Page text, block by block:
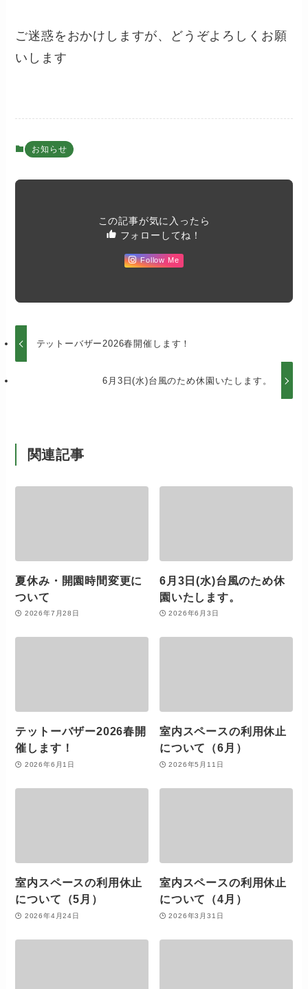
ご迷惑をおかけしますが、どうぞよろしくお願
いします
お知らせ
この記事が気に入ったら
フォローしてね！
Follow Me
テットーバザー2026春開催します！
6月3日(水)台風のため休園いたします。
関連記事
夏休み・開園時間変更に
ついて
2026年7月28日
6月3日(水)台風のため休
園いたします。
2026年6月3日
テットーバザー2026春開
催します！
2026年6月1日
室内スペースの利用休止
について（6月）
2026年5月11日
室内スペースの利用休止
について（5月）
2026年4月24日
室内スペースの利用休止
について（4月）
2026年3月31日